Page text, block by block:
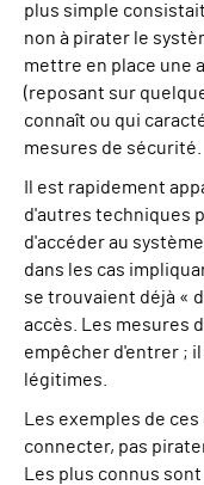
plus simple
non à pirater le
mettre en place
(reposant sur
connaît ou qui
mesures de sécurité.
Il est rapidement
d'autres techniques
d'accéder au
dans les cas
se trouvaient déjà «
accès. Les mesures
empêcher d'entrer ;
légitimes.
Les exemples de
connecter, pas
Les plus connus